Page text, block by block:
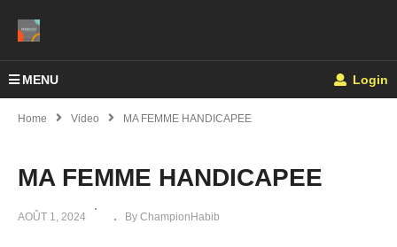
MENU Login
Home Video MA FEMME HANDICAPEE
MA FEMME HANDICAPEE
AOÛT 1, 2024 By ChampionHabib